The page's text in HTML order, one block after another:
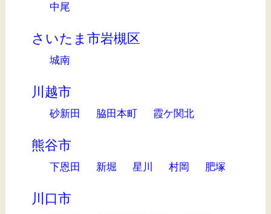
中尾
さいたま市岩槻区
城南
川越市
砂新田 脇田本町 霞ケ関北
熊谷市
下恩田 新堀 星川 村岡 肥塚
川口市